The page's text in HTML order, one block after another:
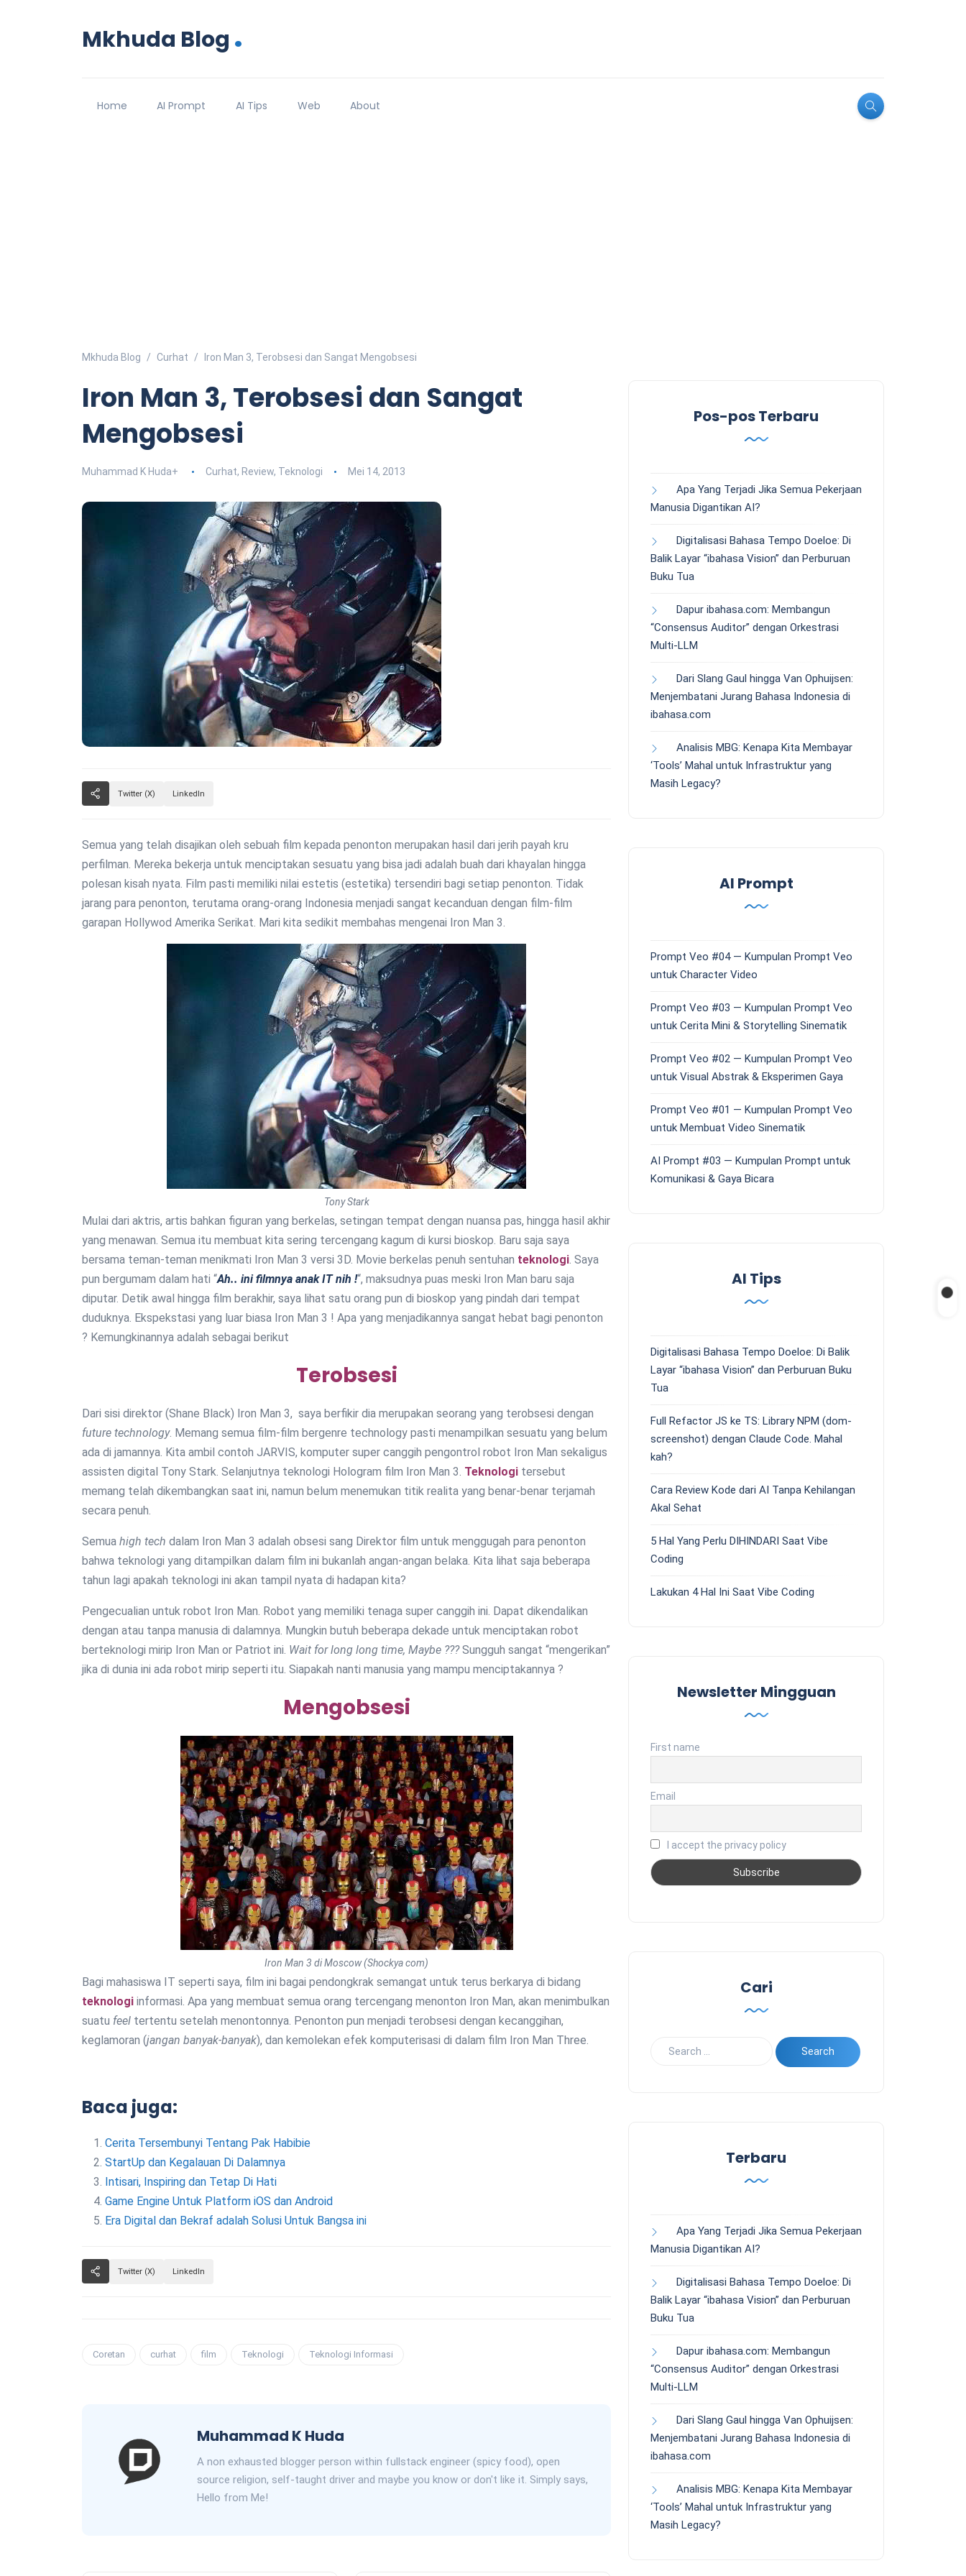
Mkhuda Blog .
Home AI Prompt AI Tips Web About
Mkhuda Blog Curhat Iron Man 3, Terobsesi dan Sangat Mengobsesi
Iron Man 3, Terobsesi dan Sangat
Mengobsesi
Muhammad K Huda+ Curhat, Review, Teknologi Mei 14, 2013
Twitter (X) LinkedIn
Semua yang telah disajikan oleh sebuah film kepada penonton merupakan hasil dari jerih payah kru
perfilman. Mereka bekerja untuk menciptakan sesuatu yang bisa jadi adalah buah dari khayalan hingga
polesan kisah nyata. Film pasti memiliki nilai estetis (estetika) tersendiri bagi setiap penonton. Tidak
jarang para penonton, terutama orang-orang Indonesia menjadi sangat kecanduan dengan film-film
garapan Hollywod Amerika Serikat. Mari kita sedikit membahas mengenai Iron Man 3.
Tony Stark
Mulai dari aktris, artis bahkan figuran yang berkelas, setingan tempat dengan nuansa pas, hingga hasil akhir
yang menawan. Semua itu membuat kita sering tercengang kagum di kursi bioskop. Baru saja saya
bersama teman-teman menikmati Iron Man 3 versi 3D. Movie berkelas penuh sentuhan teknologi. Saya
pun bergumam dalam hati “Ah.. ini filmnya anak IT nih !“, maksudnya puas meski Iron Man baru saja
diputar. Detik awal hingga film berakhir, saya lihat satu orang pun di bioskop yang pindah dari tempat
duduknya. Ekspekstasi yang luar biasa Iron Man 3 ! Apa yang menjadikannya sangat hebat bagi penonton
? Kemungkinannya adalah sebagai berikut
Terobsesi
Dari sisi direktor (Shane Black) Iron Man 3, saya berfikir dia merupakan seorang yang terobsesi dengan
future technology. Memang semua film-film bergenre technology pasti menampilkan sesuatu yang belum
ada di jamannya. Kita ambil contoh JARVIS, komputer super canggih pengontrol robot Iron Man sekaligus
assisten digital Tony Stark. Selanjutnya teknologi Hologram film Iron Man 3. Teknologi tersebut
memang telah dikembangkan saat ini, namun belum menemukan titik realita yang benar-benar terjamah
secara penuh.
Semua high tech dalam Iron Man 3 adalah obsesi sang Direktor film untuk menggugah para penonton
bahwa teknologi yang ditampilkan dalam film ini bukanlah angan-angan belaka. Kita lihat saja beberapa
tahun lagi apakah teknologi ini akan tampil nyata di hadapan kita?
Pengecualian untuk robot Iron Man. Robot yang memiliki tenaga super canggih ini. Dapat dikendalikan
dengan atau tanpa manusia di dalamnya. Mungkin butuh beberapa dekade untuk menciptakan robot
berteknologi mirip Iron Man or Patriot ini. Wait for long long time, Maybe ???Sungguh sangat “mengerikan”
jika di dunia ini ada robot mirip seperti itu. Siapakah nanti manusia yang mampu menciptakannya ?
Mengobsesi
Iron Man 3 di Moscow (Shockya com)
Bagi mahasiswa IT seperti saya, film ini bagai pendongkrak semangat untuk terus berkarya di bidang
teknologi informasi. Apa yang membuat semua orang tercengang menonton Iron Man, akan menimbulkan
suatu feel tertentu setelah menontonnya. Penonton pun menjadi terobsesi dengan kecanggihan,
keglamoran (jangan banyak-banyak), dan kemolekan efek komputerisasi di dalam film Iron Man Three.
Baca juga:
Cerita Tersembunyi Tentang Pak Habibie
StartUp dan Kegalauan Di Dalamnya
Intisari, Inspiring dan Tetap Di Hati
Game Engine Untuk Platform iOS dan Android
Era Digital dan Bekraf adalah Solusi Untuk Bangsa ini
Twitter (X) LinkedIn
Coretan curhat film Teknologi Teknologi Informasi
Muhammad K Huda
A non exhausted blogger person within fullstack engineer (spicy food), open
source religion, self-taught driver and maybe you know or don't like it. Simply says,
Hello from Me!
Pos-pos Terbaru
Apa Yang Terjadi Jika Semua Pekerjaan
Manusia Digantikan AI?
Digitalisasi Bahasa Tempo Doeloe: Di
Balik Layar “ibahasa Vision” dan Perburuan
Buku Tua
Dapur ibahasa.com: Membangun
“Consensus Auditor” dengan Orkestrasi
Multi-LLM
Dari Slang Gaul hingga Van Ophuijsen:
Menjembatani Jurang Bahasa Indonesia di
ibahasa.com
Analisis MBG: Kenapa Kita Membayar
‘Tools’ Mahal untuk Infrastruktur yang
Masih Legacy?
AI Prompt
Prompt Veo #04 — Kumpulan Prompt Veo
untuk Character Video
Prompt Veo #03 — Kumpulan Prompt Veo
untuk Cerita Mini & Storytelling Sinematik
Prompt Veo #02 — Kumpulan Prompt Veo
untuk Visual Abstrak & Eksperimen Gaya
Prompt Veo #01 — Kumpulan Prompt Veo
untuk Membuat Video Sinematik
AI Prompt #03 — Kumpulan Prompt untuk
Komunikasi & Gaya Bicara
AI Tips
Digitalisasi Bahasa Tempo Doeloe: Di Balik
Layar “ibahasa Vision” dan Perburuan Buku
Tua
Full Refactor JS ke TS: Library NPM (dom-
screenshot) dengan Claude Code. Mahal
kah?
Cara Review Kode dari AI Tanpa Kehilangan
Akal Sehat
5 Hal Yang Perlu DIHINDARI Saat Vibe
Coding
Lakukan 4 Hal Ini Saat Vibe Coding
Newsletter Mingguan
First name
Email
I accept the privacy policy
Cari
Terbaru
Apa Yang Terjadi Jika Semua Pekerjaan
Manusia Digantikan AI?
Digitalisasi Bahasa Tempo Doeloe: Di
Balik Layar “ibahasa Vision” dan Perburuan
Buku Tua
Dapur ibahasa.com: Membangun
“Consensus Auditor” dengan Orkestrasi
Multi-LLM
Dari Slang Gaul hingga Van Ophuijsen:
Menjembatani Jurang Bahasa Indonesia di
ibahasa.com
Analisis MBG: Kenapa Kita Membayar
‘Tools’ Mahal untuk Infrastruktur yang
Masih Legacy?